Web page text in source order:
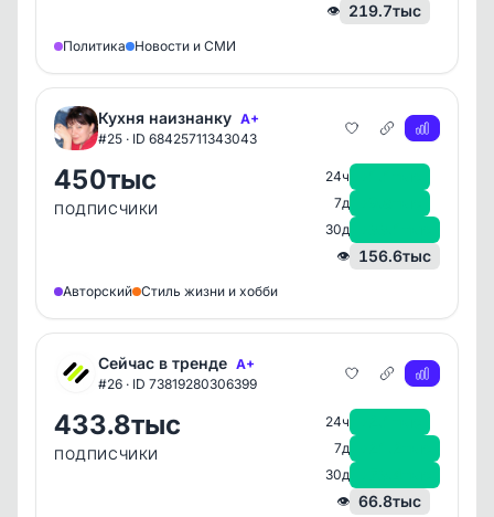
👁 219.7тыс
Политика Новости и СМИ
Кухня наизнанку A+
#25 · ID 68425711343043
450тыс
ПОДПИСЧИКИ
24ч
7д
30д
👁 156.6тыс
Авторский Стиль жизни и хобби
Сейчас в тренде A+
#26 · ID 73819280306399
433.8тыс
ПОДПИСЧИКИ
24ч
7д
30д
👁 66.8тыс